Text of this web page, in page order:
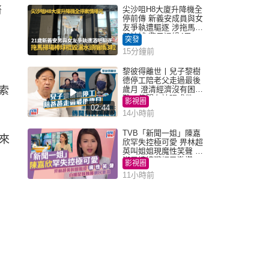
尖沙咀H8大廈升降機全
停前傳 新義安成員與女
友爭執遭驅逐 涉拖馬刑
毀被捕 警另通緝4男
突發
15分鐘前
02:44
黎彼得離世丨兒子黎樹
德停工陪老父走過最後
歲月 澄清經濟沒有困
難：傳聞有誇張成份
影視圈
14小時前
TVB「新聞一姐」陳嘉
欣罕失控極可愛 畀林超
英叫姐姐現魔性笑聲 自
嘲是姨姨獲網民激讚
影視圈
11小時前